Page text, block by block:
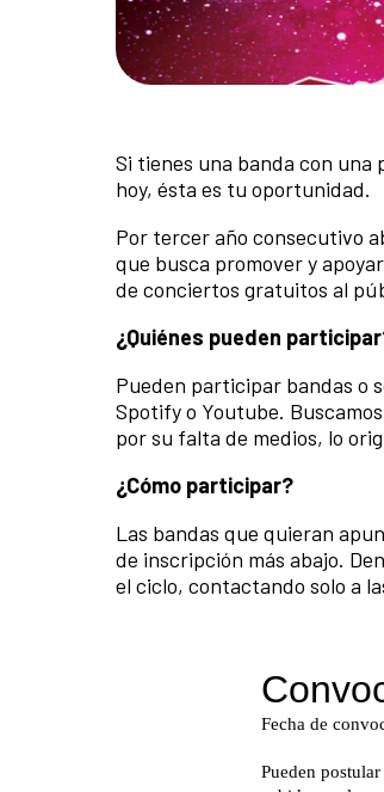
Si tienes una banda con una
hoy, ésta es tu oportunidad.
Por tercer año consecutivo
que busca promover y
de conciertos gratuitos al
¿Quiénes pueden
Pueden participar bandas o
Spotify o Youtube.
por su falta de medios, lo
¿Cómo participar?
Las bandas que quieran
de inscripción más abajo.
el ciclo, contactando solo a